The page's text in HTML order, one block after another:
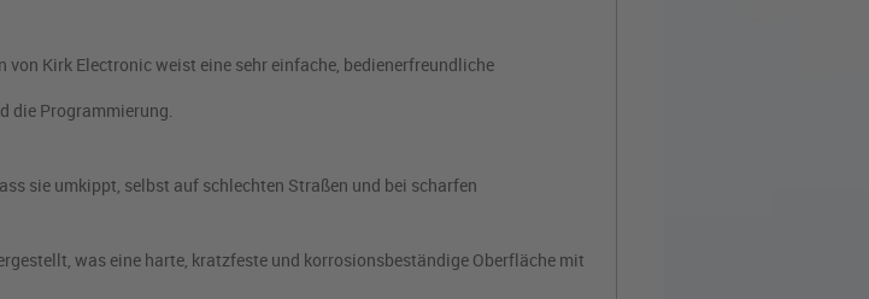
Kirk Electronic weist eine sehr einfache, bedienerfreundliche
die Programmierung.
sie umkippt, selbst auf schlechten Straßen und bei scharfen
was eine harte, kratzfeste und korrosionsbeständige Oberfläche mit